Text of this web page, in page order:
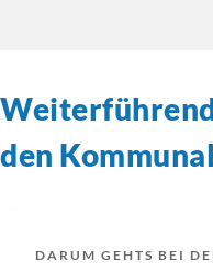
den
DARUM GEHTS BEI